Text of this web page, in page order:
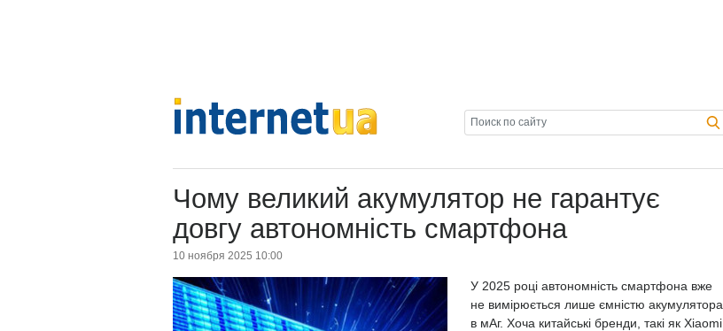
Чому великий акумулятор не гарантує
довгу автономність смартфона
10 ноября 2025 10:00
У 2025 році автономність смартфона вже
не вимірюється лише ємністю акумулятора
в мАг. Хоча китайські бренди, такі як Xiaomi,